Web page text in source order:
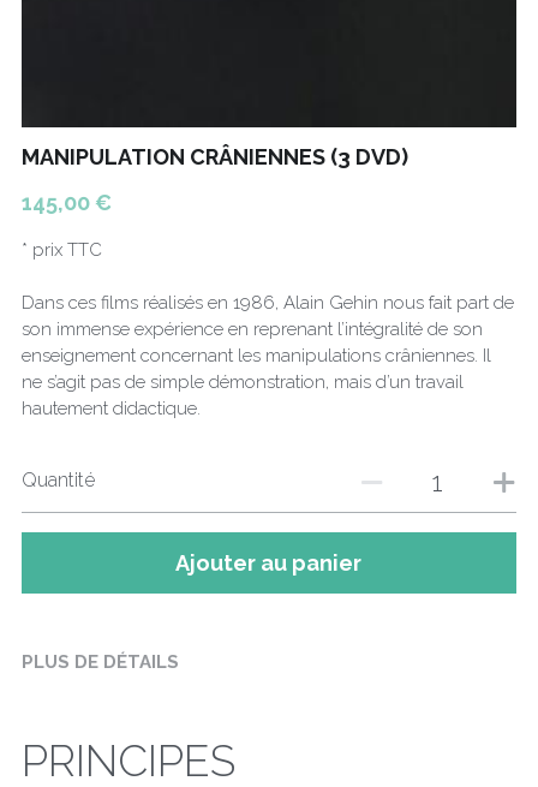
MANIPULATION CRÂNIENNES (3 DVD)
145,00 €
* prix TTC
Dans ces films réalisés en 1986, Alain Gehin nous fait part de
son immense expérience en reprenant l’intégralité de son
enseignement concernant les manipulations crâniennes. Il
ne s’agit pas de simple démonstration, mais d’un travail
hautement didactique.
Quantité
Ajouter au panier
PLUS DE DÉTAILS
PRINCIPES